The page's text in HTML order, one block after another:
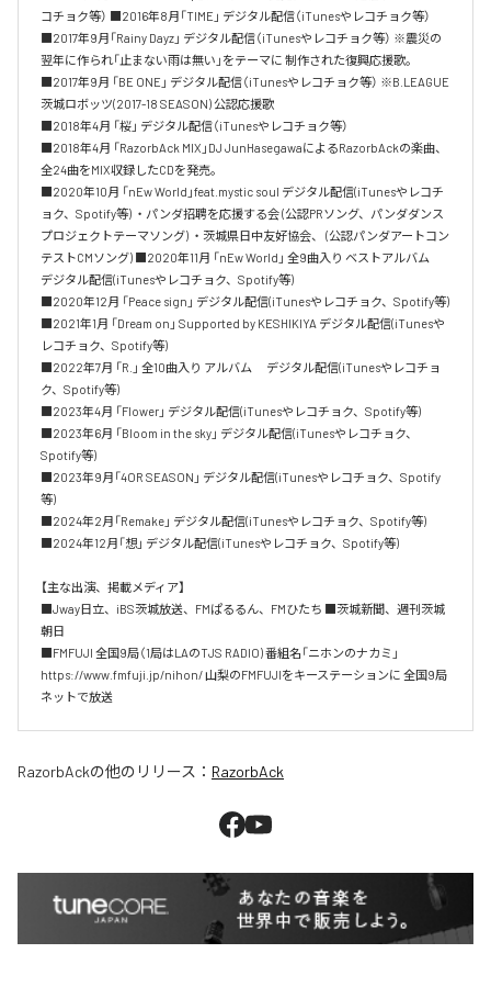
コチョク等） ■2016年8月「TIME」 デジタル配信（iTunesやレコチョク等）
■2017年9月「Rainy Dayz」 デジタル配信（iTunesやレコチョク等） ※震災の
翌年に作られ「止まない雨は無い」をテーマに 制作された復興応援歌。
■2017年9月 「BE ONE」 デジタル配信（iTunesやレコチョク等） ※B.LEAGUE
茨城ロボッツ(2017-18 SEASON) 公認応援歌
■2018年4月 「桜」 デジタル配信（iTunesやレコチョク等）
■2018年4月 「RazorbAck MIX」DJ JunHasegawaによるRazorbAckの楽曲、
全24曲をMIX収録したCDを発売。
■2020年10月 「nEw World」feat.mystic soul デジタル配信(iTunesやレコチ
ョク、Spotify等) ・パンダ招聘を応援する会 (公認PRソング、パンダダンス
プロジェクトテーマソング) ・茨城県日中友好協会、 (公認パンダアートコン
テストCMソング) ■2020年11月 「nEw World」 全9曲入り ベストアルバム
デジタル配信(iTunesやレコチョク、Spotify等)
■2020年12月 「Peace sign」 デジタル配信(iTunesやレコチョク、Spotify等)
■2021年1月 「Dream on」 Supported by KESHIKIYA デジタル配信(iTunesや
レコチョク、Spotify等)
■2022年7月 「R.」 全10曲入り アルバム　 デジタル配信(iTunesやレコチョ
ク、Spotify等)
■2023年4月 「Flower」 デジタル配信(iTunesやレコチョク、Spotify等)
■2023年6月 「Bloom in the sky」 デジタル配信(iTunesやレコチョク、
Spotify等)
■2023年9月「4OR SEASON」 デジタル配信(iTunesやレコチョク、Spotify
等)
■2024年2月「Remake」 デジタル配信(iTunesやレコチョク、Spotify等)
■2024年12月「想」 デジタル配信(iTunesやレコチョク、Spotify等)
【主な出演、掲載メディア】
■Jway日立、iBS茨城放送、FMぱるるん、FMひたち ■茨城新聞、週刊茨城
朝日
■FMFUJI 全国9局（1局はLAのTJS RADIO) 番組名「ニホンのナカミ」
‪https://www.fmfuji.jp/nihon/‬ 山梨のFMFUJIをキーステーションに 全国9局
ネットで放送
RazorbAckの他のリリース： RazorbAck